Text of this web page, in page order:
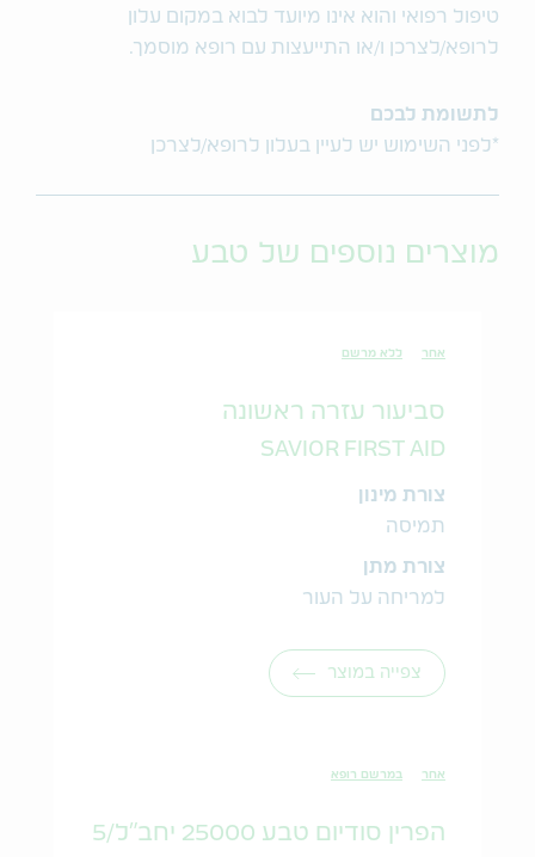
טיפול רפואי והוא אינו מיועד לבוא במקום עלון
לרופא/לצרכן ו/או התייעצות עם רופא מוסמך.
לתשומת לבכם
*לפני השימוש יש לעיין בעלון לרופא/לצרכן
מוצרים נוספים של טבע
אחר ללא מרשם
סביעור עזרה ראשונה
SAVIOR FIRST AID
צורת מינון
תמיסה
צורת מתן
למריחה על העור
צפייה במוצר
אחר במרשם רופא
הפרין סודיום טבע 25000 יחב"ל/5